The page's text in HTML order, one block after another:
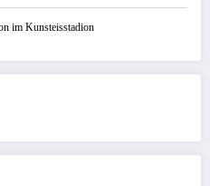
im Kunsteisstadion